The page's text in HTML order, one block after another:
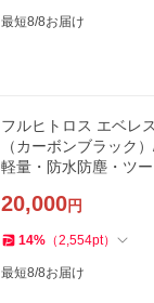
最短8/8お届け
フルヒトロス エベレ
（カーボンブラック
軽量・防水防塵・ツ
20,000円
14% （2,554pt）
最短8/8お届け